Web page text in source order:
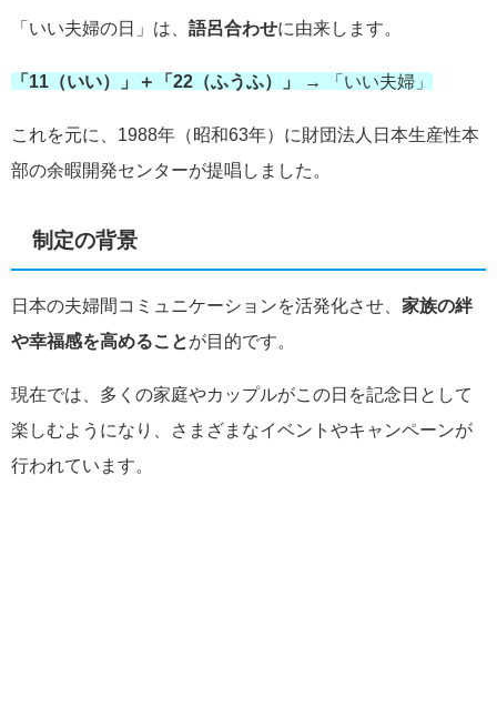
「いい夫婦の日」は、 語呂合わせに由来します。
「11（いい）」＋「22（ふうふ）」 → 「いい夫婦」
これを元に、1988年（昭和63年）に財団法人日本生産性本
部の余暇開発センターが提唱しました。
制定の背景
日本の夫婦間コミュニケーションを活発化させ、 家族の絆
や幸福感を高めることが目的です。
現在では、多くの家庭やカップルがこの日を記念日として
楽しむようになり、さまざまなイベントやキャンペーンが
行われています。